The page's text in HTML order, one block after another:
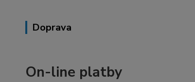
Doprava
On-line platby